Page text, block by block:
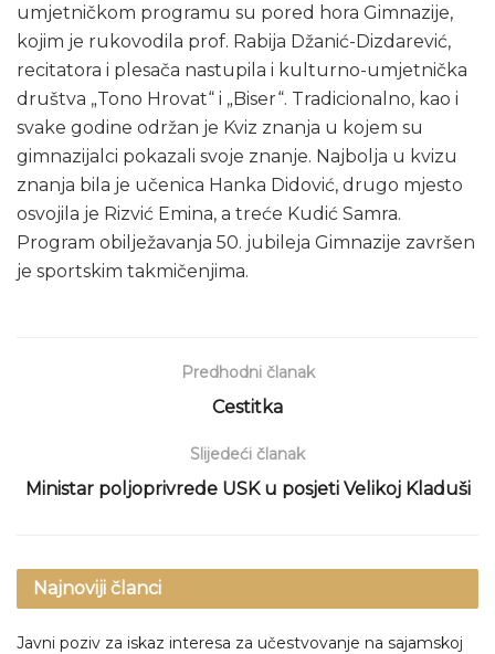
umjetničkom programu su pored hora Gimnazije,
kojim je rukovodila prof. Rabija Džanić-Dizdarević,
recitatora i plesača nastupila i kulturno-umjetnička
društva „Tono Hrovat“ i „Biser“. Tradicionalno, kao i
svake godine održan je Kviz znanja u kojem su
gimnazijalci pokazali svoje znanje. Najbolja u kvizu
znanja bila je učenica Hanka Didović, drugo mjesto
osvojila je Rizvić Emina, a treće Kudić Samra.
Program obilježavanja 50. jubileja Gimnazije završen
je sportskim takmičenjima.
Predhodni članak
Cestitka
Slijedeći članak
Ministar poljoprivrede USK u posjeti Velikoj Kladuši
Najnoviji članci
Javni poziv za iskaz interesa za učestvovanje na sajamskoj